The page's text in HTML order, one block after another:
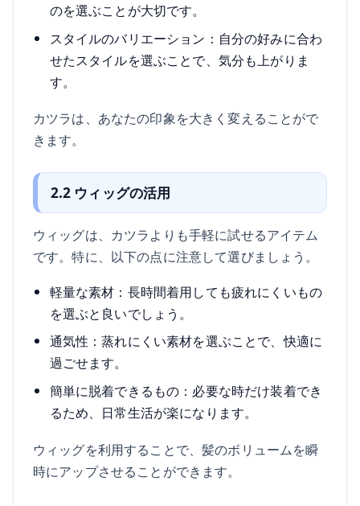
のを選ぶことが大切です。
スタイルのバリエーション：自分の好みに合わ
せたスタイルを選ぶことで、気分も上がりま
す。
カツラは、あなたの印象を大きく変えることがで
きます。
2.2 ウィッグの活用
ウィッグは、カツラよりも手軽に試せるアイテム
です。特に、以下の点に注意して選びましょう。
軽量な素材：長時間着用しても疲れにくいもの
を選ぶと良いでしょう。
通気性：蒸れにくい素材を選ぶことで、快適に
過ごせます。
簡単に脱着できるもの：必要な時だけ装着でき
るため、日常生活が楽になります。
ウィッグを利用することで、髪のボリュームを瞬
時にアップさせることができます。